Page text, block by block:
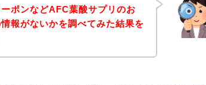
ポンなどAFC葉酸サプリのお
報がないかを調べてみた結果を